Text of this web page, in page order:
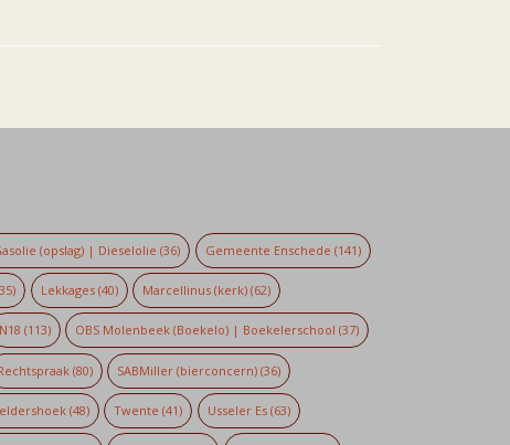
(opslag) | Dieselolie (36) Gemeente Enschede (141)
Lekkages(40) Marcellinus (kerk) (62)
N18 (113) OBS Molenbeek (Boekelo) | Boekelerschool (37)
(80) SABMiller (bierconcern) (36)
(48) Twente (41) Usseler Es(63)